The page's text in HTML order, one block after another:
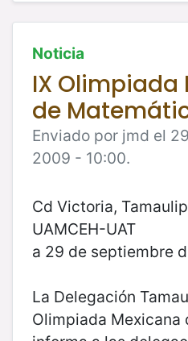
Noticia
IX Olimpiada
de
Enviado por jmd el
2009 - 10:00.
Cd Victoria,
UAMCEH-UAT
a 29 de septiembre
La Delegación
Olimpiada Mexicana